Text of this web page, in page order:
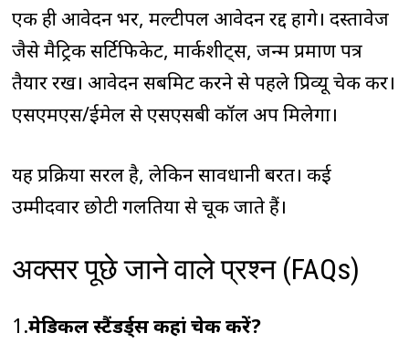
एक ही आवेदन भरें, मल्टीपल आवेदन रद्द होंगे। दस्तावेज
जैसे मैट्रिक सर्टिफिकेट, मार्कशीट्स, जन्म प्रमाण पत्र
तैयार रखें। आवेदन सबमिट करने से पहले प्रिव्यू चेक करें।
एसएमएस/ईमेल से एसएसबी कॉल अप मिलेगा।
यह प्रक्रिया सरल है, लेकिन सावधानी बरतें। कई
उम्मीदवार छोटी गलतियों से चूक जाते हैं।
अक्सर पूछे जाने वाले प्रश्न (FAQs)
1.मेडिकल स्टैंडर्ड्स कहां चेक करें?